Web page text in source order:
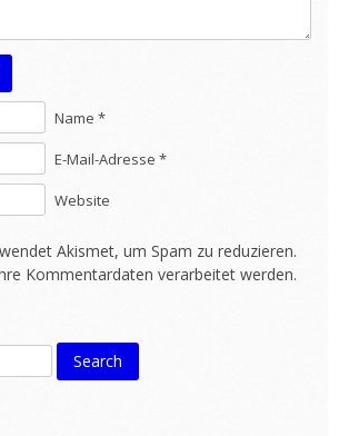
Name *
E-Mail-Adresse *
Website
Akismet, um Spam zu reduzieren.
Kommentardaten verarbeitet werden.